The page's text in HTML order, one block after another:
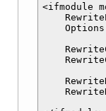
<ifmodule